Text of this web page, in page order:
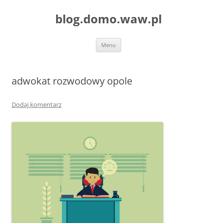
blog.domo.waw.pl
Menu
adwokat rozwodowy opole
Dodaj komentarz